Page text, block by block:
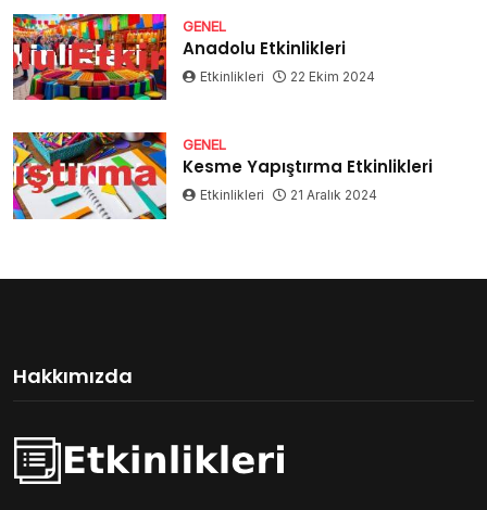
GENEL
Anadolu Etkinlikleri
Etkinlikleri 22 Ekim 2024
GENEL
Kesme Yapıştırma Etkinlikleri
Etkinlikleri 21 Aralık 2024
Hakkımızda